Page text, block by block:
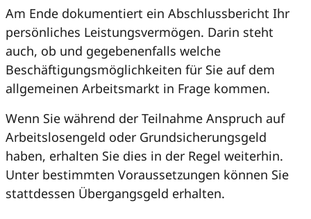
Am Ende dokumentiert ein Abschlussbericht Ihr
persönliches Leistungsvermögen. Darin steht
auch, ob und gegebenenfalls welche
Beschäftigungsmöglichkeiten für Sie auf dem
allgemeinen Arbeitsmarkt in Frage kommen.
Wenn Sie während der Teilnahme Anspruch auf
Arbeitslosengeld oder Grundsicherungsgeld
haben, erhalten Sie dies in der Regel weiterhin.
Unter bestimmten Voraussetzungen können Sie
stattdessen Übergangsgeld erhalten.